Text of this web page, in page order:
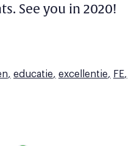
See you in 2020!
educatie excellentie
FE